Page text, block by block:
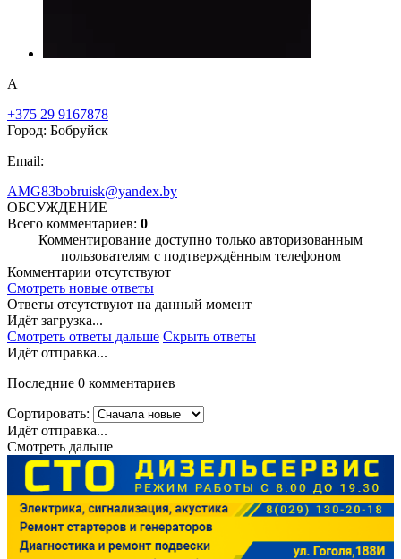
A
+375 29 9167878
Город: Бобруйск
Email:
AMG83bobruisk@yandex.by
ОБСУЖДЕНИЕ
Всего комментариев: 0
Комментирование доступно только авторизованным
пользователям с подтверждённым телефоном
Комментарии отсутствуют
Смотреть новые ответы
Ответы отсутствуют на данный момент
Идёт загрузка...
Смотреть ответы дальше Скрыть ответы
Идёт отправка...
Последние 0 комментариев
Сортировать:
Идёт отправка...
Смотреть дальше